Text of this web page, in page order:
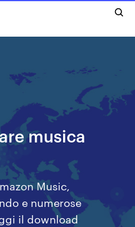
musica
Music,
e numerose
il download